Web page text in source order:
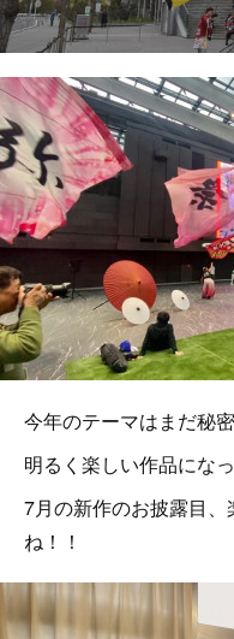
今年のテーマはまだ秘
明るく楽しい作品にな
7月の新作のお披露目
ね！！